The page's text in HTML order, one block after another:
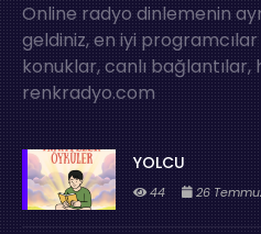
Online radyo dinlemenin
geldiniz, en iyi
konuklar, canlı bağlantılar,
renkradyo.com
YOLCU
44 26